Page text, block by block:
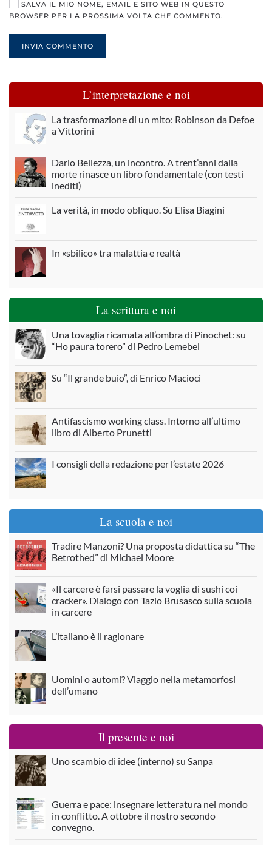
SALVA IL MIO NOME, EMAIL E SITO WEB IN QUESTO
BROWSER PER LA PROSSIMA VOLTA CHE COMMENTO.
INVIA COMMENTO
L’interpretazione e noi
La trasformazione di un mito: Robinson da Defoe
a Vittorini
Dario Bellezza, un incontro. A trent’anni dalla
morte rinasce un libro fondamentale (con testi
inediti)
La verità, in modo obliquo. Su Elisa Biagini
In «sbilico» tra malattia e realtà
La scrittura e noi
Una tovaglia ricamata all’ombra di Pinochet: su
“Ho paura torero” di Pedro Lemebel
Su “Il grande buio”, di Enrico Macioci
Antifascismo working class. Intorno all’ultimo
libro di Alberto Prunetti
I consigli della redazione per l’estate 2026
La scuola e noi
Tradire Manzoni? Una proposta didattica su “The
Betrothed” di Michael Moore
«Il carcere è farsi passare la voglia di sushi coi
cracker». Dialogo con Tazio Brusasco sulla scuola
in carcere
L’italiano è il ragionare
Uomini o automi? Viaggio nella metamorfosi
dell’umano
Il presente e noi
Uno scambio di idee (interno) su Sanpa
Guerra e pace: insegnare letteratura nel mondo
in conflitto. A ottobre il nostro secondo
convegno.